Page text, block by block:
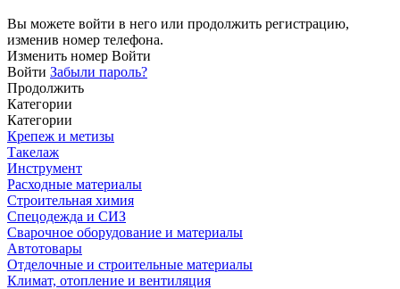
Вы можете войти в него или продолжить регистрацию,
изменив номер телефона.
Изменить номер Войти
Войти Забыли пароль?
Продолжить
Категории
Категории
Крепеж и метизы
Такелаж
Инструмент
Расходные материалы
Строительная химия
Спецодежда и СИЗ
Сварочное оборудование и материалы
Автотовары
Отделочные и строительные материалы
Климат, отопление и вентиляция